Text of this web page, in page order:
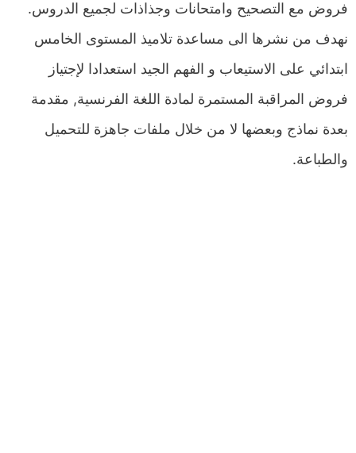
فروض مع التصحيح وامتحانات وجذاذات لجميع الدروس.
نهدف من نشرها الى مساعدة تلاميذ المستوى الخامس
ابتدائي على الاستيعاب و الفهم الجيد استعدادا لإجتياز
فروض المراقبة المستمرة لمادة اللغة الفرنسية, مقدمة
بعدة نماذج وبعضها لا من خلال ملفات جاهزة للتحميل
والطباعة.